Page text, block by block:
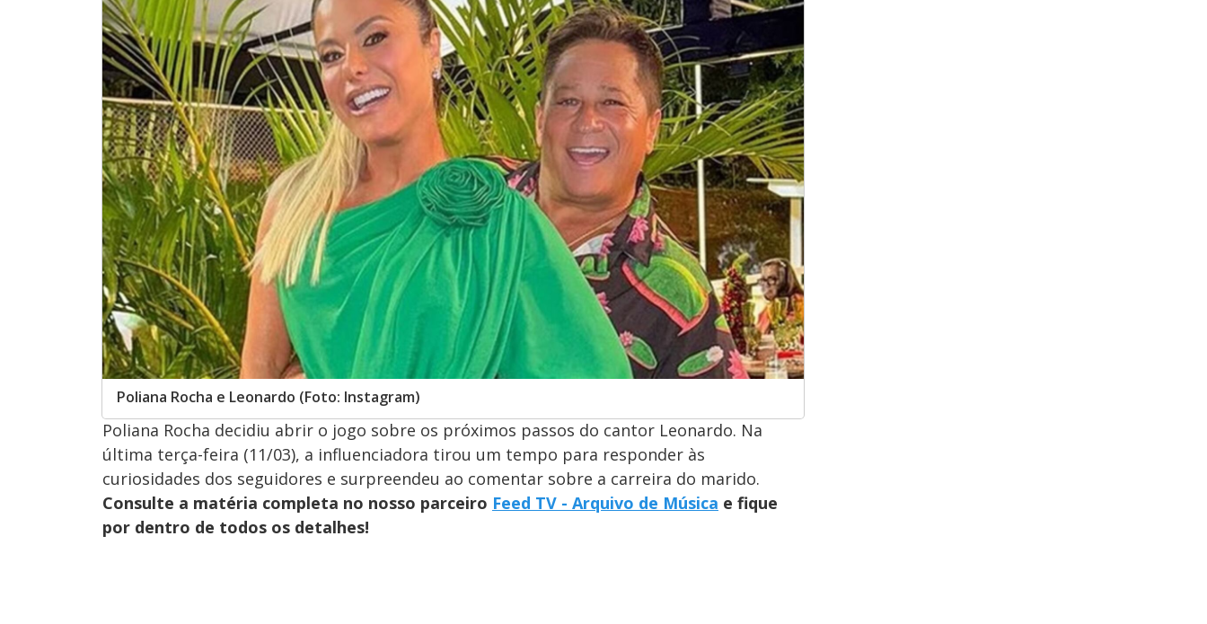
Poliana Rocha e Leonardo (Foto: Instagram)
Poliana Rocha decidiu abrir o jogo sobre os próximos passos do cantor Leonardo. Na
última terça-feira (11/03), a influenciadora tirou um tempo para responder às
curiosidades dos seguidores e surpreendeu ao comentar sobre a carreira do marido.
Consulte a matéria completa no nosso parceiro Feed TV - Arquivo de Música e fique
por dentro de todos os detalhes!